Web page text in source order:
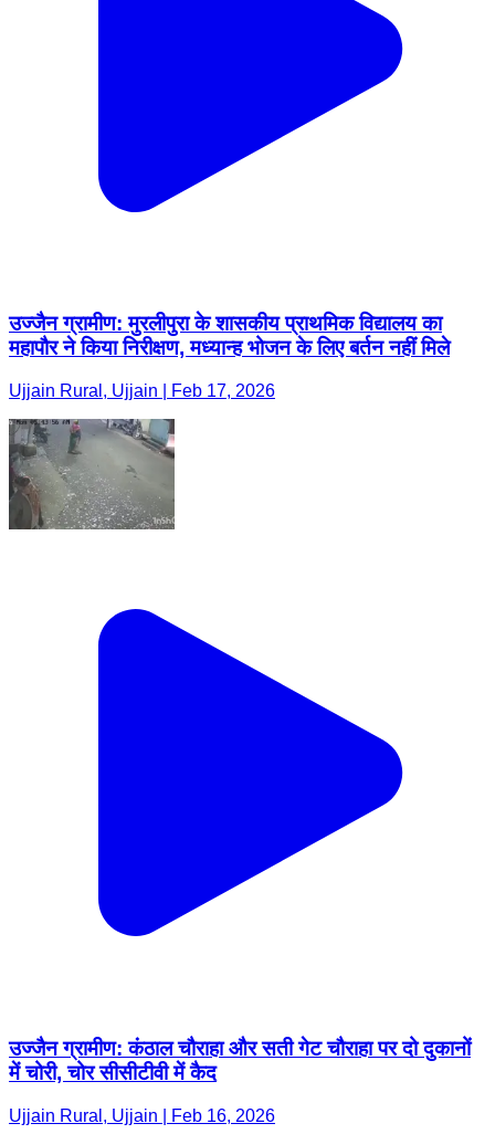
उज्जैन ग्रामीण: मुरलीपुरा के शासकीय प्राथमिक विद्यालय का
महापौर ने किया निरीक्षण, मध्यान्ह भोजन के लिए बर्तन नहीं मिले
Ujjain Rural, Ujjain | Feb 17, 2026
उज्जैन ग्रामीण: कंठाल चौराहा और सती गेट चौराहा पर दो दुकानों
में चोरी, चोर सीसीटीवी में कैद
Ujjain Rural, Ujjain | Feb 16, 2026